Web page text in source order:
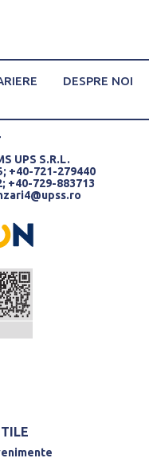
DESPRE NOI
UPS S.R.L.
+40-721-279440
+40-729-883713